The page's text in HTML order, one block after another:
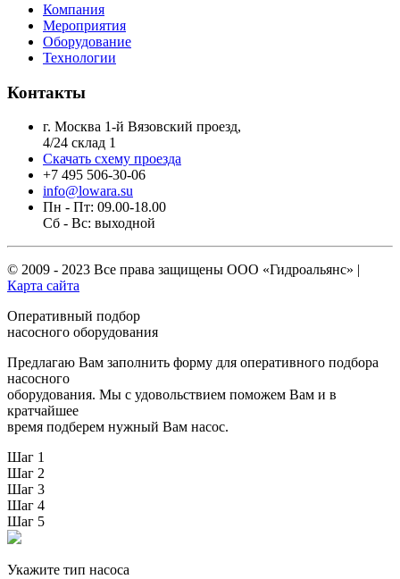
Компания
Мероприятия
Оборудование
Технологии
Контакты
г. Москва 1-й Вязовский проезд,
4/24 склад 1
Скачать схему проезда
+7 495 506-30-06
info@lowara.su
Пн - Пт: 09.00-18.00
Сб - Вс: выходной
© 2009 - 2023 Все права защищены ООО «Гидроальянс» |
Карта сайта
Оперативный подбор
насосного оборудования
Предлагаю Вам заполнить форму для оперативного подбора
насосного
оборудования. Мы с удовольствием поможем Вам и в
кратчайшее
время подберем нужный Вам насос.
Шаг 1
Шаг 2
Шаг 3
Шаг 4
Шаг 5
Укажите тип насоса